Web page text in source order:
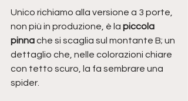
Unico richiamo alla versione a 3 porte,
non più in produzione, è la piccola
pinna che si scaglia sul montante B; un
dettaglio che, nelle colorazioni chiare
con tetto scuro, la fa sembrare una
spider.